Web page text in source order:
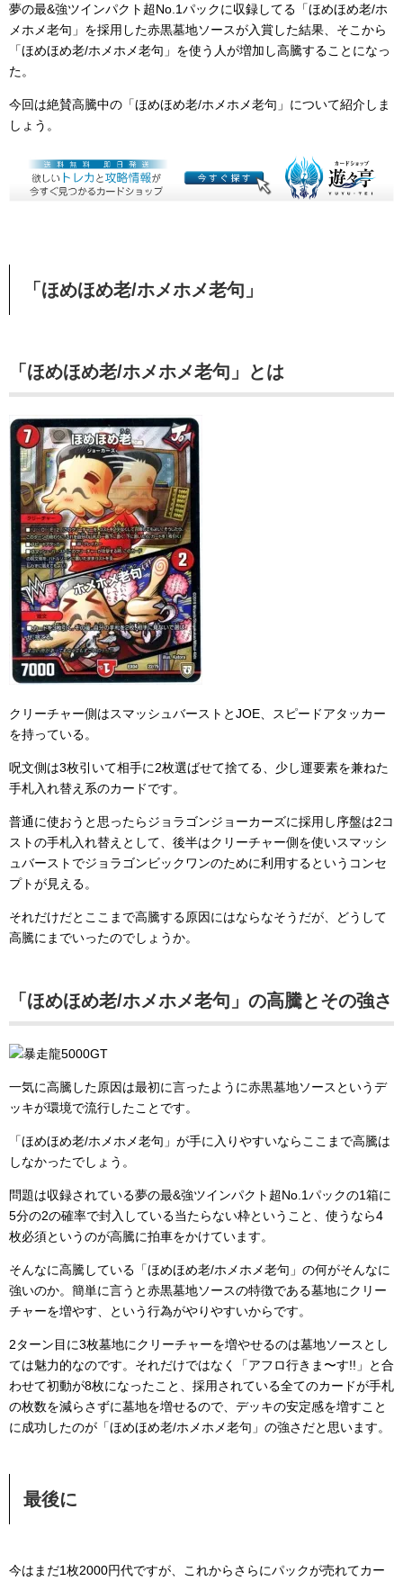
夢の最&強ツインパクト超No.1パックに収録してる「ほめほめ老/ホ
メホメ老句」を採用した赤黒墓地ソースが入賞した結果、そこから
「ほめほめ老/ホメホメ老句」を使う人が増加し高騰することになっ
た。
今回は絶賛高騰中の「ほめほめ老/ホメホメ老句」について紹介しま
しょう。
「ほめほめ老/ホメホメ老句」
「ほめほめ老/ホメホメ老句」とは
クリーチャー側はスマッシュバーストとJOE、スピードアタッカー
を持っている。
呪文側は3枚引いて相手に2枚選ばせて捨てる、少し運要素を兼ねた
手札入れ替え系のカードです。
普通に使おうと思ったらジョラゴンジョーカーズに採用し序盤は2コ
ストの手札入れ替えとして、後半はクリーチャー側を使いスマッシ
ュバーストでジョラゴンビックワンのために利用するというコンセ
プトが見える。
それだけだとここまで高騰する原因にはならなそうだが、どうして
高騰にまでいったのでしょうか。
「ほめほめ老/ホメホメ老句」の高騰とその強さ
一気に高騰した原因は最初に言ったように赤黒墓地ソースというデ
ッキが環境で流行したことです。
「ほめほめ老/ホメホメ老句」が手に入りやすいならここまで高騰は
しなかったでしょう。
問題は収録されている夢の最&強ツインパクト超No.1パックの1箱に
5分の2の確率で封入している当たらない枠ということ、使うなら4
枚必須というのが高騰に拍車をかけています。
そんなに高騰している「ほめほめ老/ホメホメ老句」の何がそんなに
強いのか。簡単に言うと赤黒墓地ソースの特徴である墓地にクリー
チャーを増やす、という行為がやりやすいからです。
2ターン目に3枚墓地にクリーチャーを増やせるのは墓地ソースとし
ては魅力的なのです。それだけではなく「アフロ行きま〜す!!」と合
わせて初動が8枚になったこと、採用されている全てのカードが手札
の枚数を減らさずに墓地を増せるので、デッキの安定感を増すこと
に成功したのが「ほめほめ老/ホメホメ老句」の強さだと思います。
最後に
今はまだ1枚2000円代ですが、これからさらにパックが売れてカー